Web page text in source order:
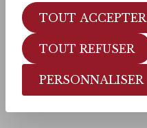
TOUT ACCEPTER
TOUT REFUSER
PERSONNALISER